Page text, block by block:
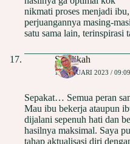
nikmati proses menjadi
perjuangannya masing-
satu sama lain, terinspirasi
SHalikah
18 JANUARI 2023 / 09:09
Sepakat… Semua peran
Mau ibu bekerja ataupun
dijalani sepenuh hati dan
hasilnya maksimal. Saya
tahap aktualisasi diri